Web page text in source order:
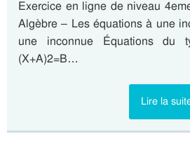
Exercice en ligne de niveau
Algèbre – Les équations à une
une inconnue Équations
(X+A)2=B…
Lire la